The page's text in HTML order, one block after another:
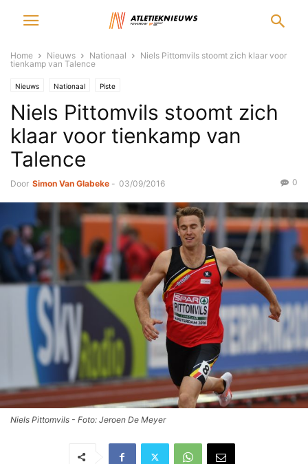
Home Nieuws Nationaal
Niels Pittomvils stoomt zich klaar voor
tienkamp van Talence
Nieuws Nationaal Piste
Niels Pittomvils stoomt zich
klaar voor tienkamp van
Talence
Door Simon Van Glabeke - 03/09/2016 0
Niels Pittomvils - Foto: Jeroen De Meyer